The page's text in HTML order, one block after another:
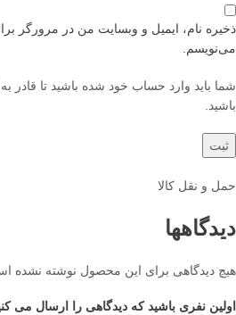
ذخیره نام، ایمیل و وبسایت من در مرورگر
می‌نویسم.
شما باید وارد حساب خود شده باشید تا قادر
باشید.
حمل و نقل کالا
دیدگاهها
هیچ دیدگاهی برای این محصول نوشته نشده
اولین نفری باشید که دیدگاهی را ارسال می